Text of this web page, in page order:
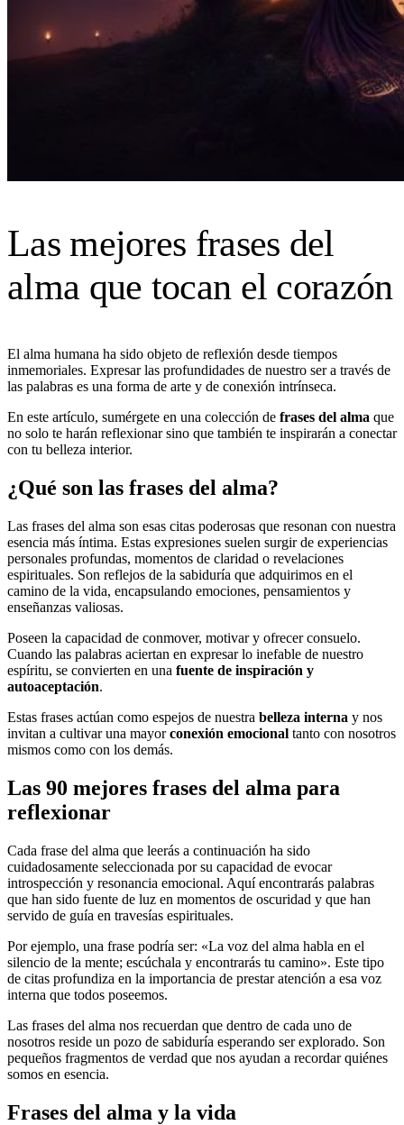
Las mejores frases del
alma que tocan el corazón
El alma humana ha sido objeto de reflexión desde tiempos
inmemoriales. Expresar las profundidades de nuestro ser a través de
las palabras es una forma de arte y de conexión intrínseca.
En este artículo, sumérgete en una colección de frases del alma que
no solo te harán reflexionar sino que también te inspirarán a conectar
con tu belleza interior.
¿Qué son las frases del alma?
Las frases del alma son esas citas poderosas que resonan con nuestra
esencia más íntima. Estas expresiones suelen surgir de experiencias
personales profundas, momentos de claridad o revelaciones
espirituales. Son reflejos de la sabiduría que adquirimos en el
camino de la vida, encapsulando emociones, pensamientos y
enseñanzas valiosas.
Poseen la capacidad de conmover, motivar y ofrecer consuelo.
Cuando las palabras aciertan en expresar lo inefable de nuestro
espíritu, se convierten en una fuente de inspiración y
autoaceptación.
Estas frases actúan como espejos de nuestra belleza interna y nos
invitan a cultivar una mayorconexión emocional tanto con nosotros
mismos como con los demás.
Las 90 mejores frases del alma para
reflexionar
Cada frase del alma que leerás a continuación ha sido
cuidadosamente seleccionada por su capacidad de evocar
introspección y resonancia emocional. Aquí encontrarás palabras
que han sido fuente de luz en momentos de oscuridad y que han
servido de guía en travesías espirituales.
Por ejemplo, una frase podría ser: «La voz del alma habla en el
silencio de la mente; escúchala y encontrarás tu camino». Este tipo
de citas profundiza en la importancia de prestar atención a esa voz
interna que todos poseemos.
Las frases del alma nos recuerdan que dentro de cada uno de
nosotros reside un pozo de sabiduría esperando ser explorado. Son
pequeños fragmentos de verdad que nos ayudan a recordar quiénes
somos en esencia.
Frases del alma y la vida